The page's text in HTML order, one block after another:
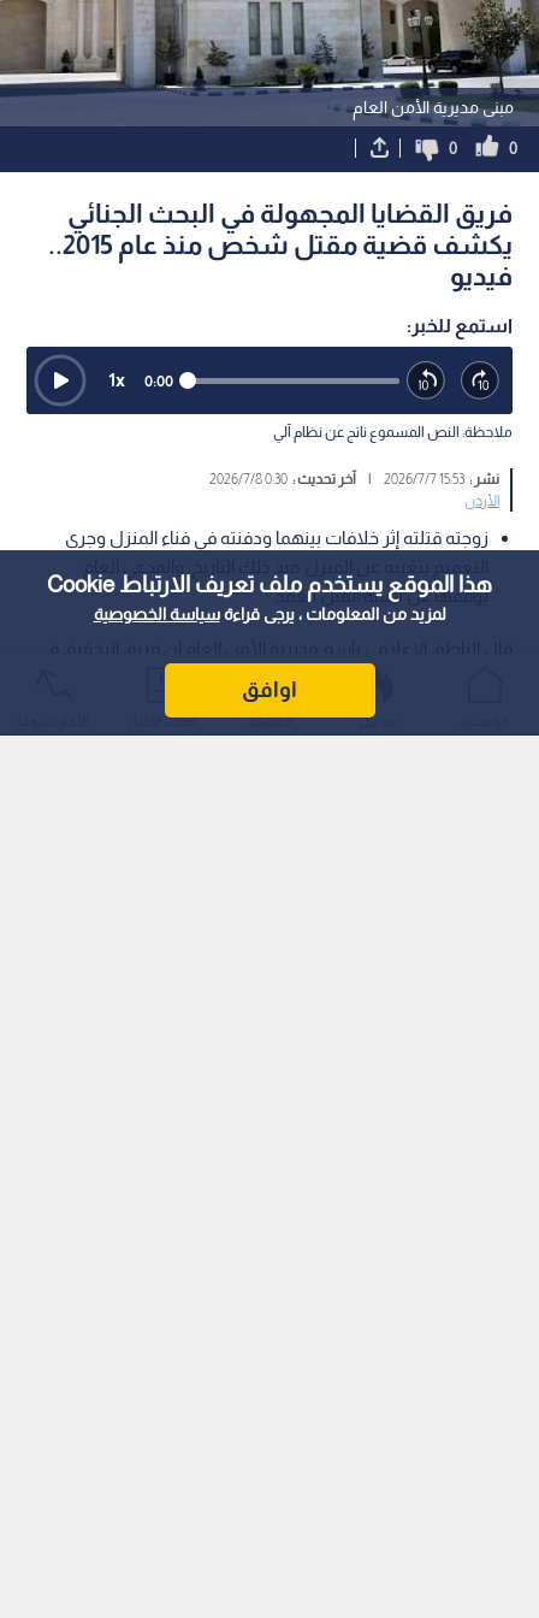
هذا الموقع يستخدم ملف تعريف الارتباط Cookie
لمزيد من المعلومات ، يرجى قراءةسياسة الخصوصية
اوافق
مبنى مديرية الأمن العام
0
0
فريق القضايا المجهولة في البحث الجنائي
يكشف قضية مقتل شخص منذ عام 2015..
فيديو
استمع للخبر:
0:00
1x
ملاحظة: النص المسموع ناتج عن نظام آلي
نشر :15:53 2026/7/7 آخر تحديث :0:30 2026/7/8
الأردن
زوجته قتلته إثر خلافات بينهما ودفنته في فناء المنزل وجرى
يوقفها عن تهمة القتل العمد
القضايا المجهولة في إدارة البحث الجنائي أعاد فتح ملف تغيب
شخص منذ عام 2015م وكشف تعرضه للقتل من قبل زوجته، وألقي
القبض عليها واعترفت بذلك.
عواجل المباشر أحدث الأخبار